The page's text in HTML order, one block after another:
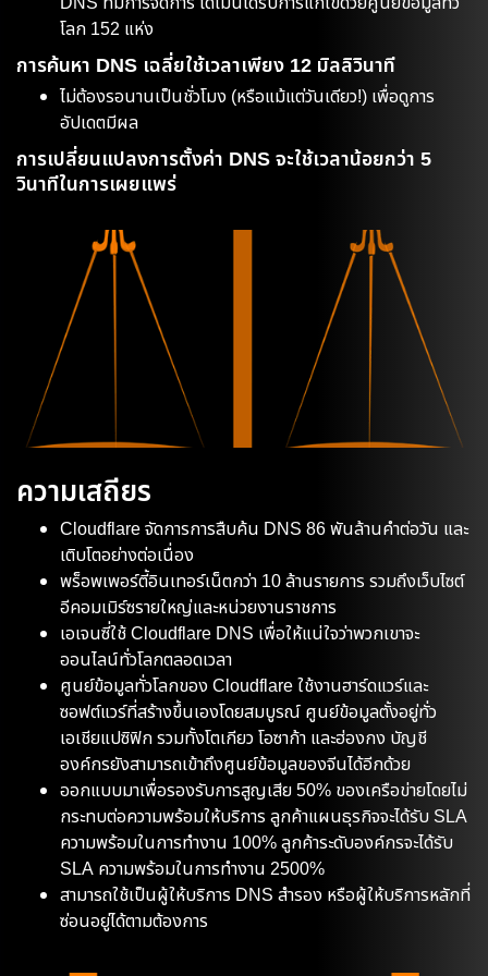
โลก 152 แห่ง
การค้นหา DNS เฉลี่ยใช้เวลาเพียง 12 มิลลิวินาที
ไม่ต้องรอนานเป็นชั่วโมง (หรือแม้แต่วันเดียว!) เพื่อดูการ
อัปเดตมีผล
การเปลี่ยนแปลงการตั้งค่า DNS จะใช้เวลาน้อยกว่า 5
วินาทีในการเผยแพร่
ความเสถียร
Cloudflare จัดการการสืบค้น DNS 86 พันล้านคำต่อวัน และ
เติบโตอย่างต่อเนื่อง
พร็อพเพอร์ตี้อินเทอร์เน็ตกว่า 10 ล้านรายการ รวมถึงเว็บไซต์
อีคอมเมิร์ซรายใหญ่และหน่วยงานราชการ
เอเจนซี่ใช้ Cloudflare DNS เพื่อให้แน่ใจว่าพวกเขาจะ
ออนไลน์ทั่วโลกตลอดเวลา
ศูนย์ข้อมูลทั่วโลกของ Cloudflare ใช้งานฮาร์ดแวร์และ
ซอฟต์แวร์ที่สร้างขึ้นเองโดยสมบูรณ์ ศูนย์ข้อมูลตั้งอยู่ทั่ว
เอเชียแปซิฟิก รวมทั้งโตเกียว โอซาก้า และฮ่องกง บัญชี
องค์กรยังสามารถเข้าถึงศูนย์ข้อมูลของจีนได้อีกด้วย
ออกแบบมาเพื่อรองรับการสูญเสีย 50% ของเครือข่ายโดยไม่
กระทบต่อความพร้อมให้บริการ ลูกค้าแผนธุรกิจจะได้รับ SLA
ความพร้อมในการทำงาน 100% ลูกค้าระดับองค์กรจะได้รับ
SLA ความพร้อมในการทำงาน 2500%
สามารถใช้เป็นผู้ให้บริการ DNS สำรอง หรือผู้ให้บริการหลักที่
ซ่อนอยู่ได้ตามต้องการ